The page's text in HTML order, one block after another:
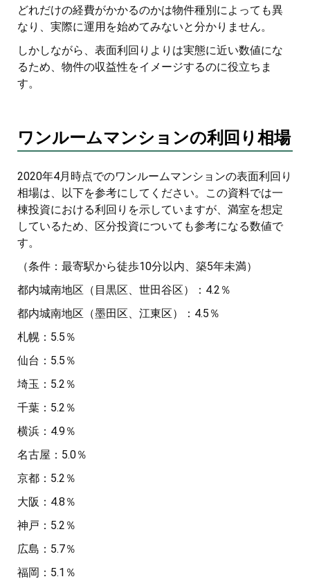
どれだけの経費がかかるのかは物件種別によっても異
なり、実際に運用を始めてみないと分かりません。
しかしながら、表面利回りよりは実態に近い数値にな
るため、物件の収益性をイメージするのに役立ちま
す。
ワンルームマンションの利回り相場
2020年4月時点でのワンルームマンションの表面利回り
相場は、以下を参考にしてください。この資料では一
棟投資における利回りを示していますが、満室を想定
しているため、区分投資についても参考になる数値で
す。
（条件：最寄駅から徒歩10分以内、築5年未満）
都内城南地区（目黒区、世田谷区）：4.2％
都内城南地区（墨田区、江東区）：4.5％
札幌：5.5％
仙台：5.5％
埼玉：5.2％
千葉：5.2％
横浜：4.9％
名古屋：5.0％
京都：5.2％
大阪：4.8％
神戸：5.2％
広島：5.7％
福岡：5.1％